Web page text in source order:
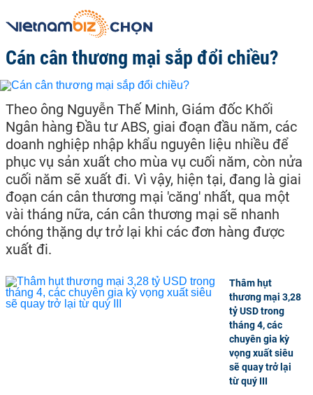
Cán cân thương mại sắp đổi chiều?
Theo ông Nguyễn Thế Minh, Giám đốc Khối
Ngân hàng Đầu tư ABS, giai đoạn đầu năm, các
doanh nghiệp nhập khẩu nguyên liệu nhiều để
phục vụ sản xuất cho mùa vụ cuối năm, còn nửa
cuối năm sẽ xuất đi. Vì vậy, hiện tại, đang là giai
đoạn cán cân thương mại 'căng' nhất, qua một
vài tháng nữa, cán cân thương mại sẽ nhanh
chóng thặng dự trở lại khi các đơn hàng được
xuất đi.
Thâm hụt
thương mại 3,28
tỷ USD trong
tháng 4, các
chuyên gia kỳ
vọng xuất siêu
sẽ quay trở lại
từ quý III